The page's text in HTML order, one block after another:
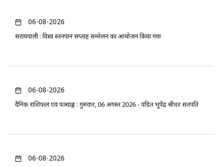
06-08-2026
सरायपाली : विश्व स्तनपान सप्ताह सम्मेलन का आयोजन किया गया
06-08-2026
दैनिक राशिफल एवं पञ्चाङ्ग : गुरुवार, 06 अगस्त 2026 - पंडित भूपेंद्र श्रीधर सतपति
06-08-2026